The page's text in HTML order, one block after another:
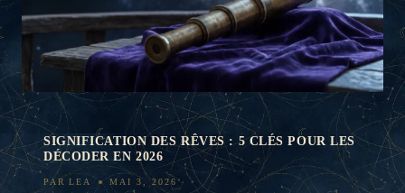
SIGNIFICATION DES RÊVES : 5 CLÉS POUR LES
DÉCODER EN 2026
PAR LEA MAI 3, 2026